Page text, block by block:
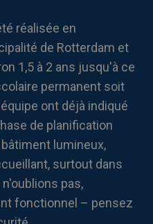
réalisée en
de Rotterdam et
1,5 à 2 ans jusqu'à ce
permanent soit
ont déjà indiqué
de planification
lumineux,
surtout dans
pas,
fonctionnel – pensez